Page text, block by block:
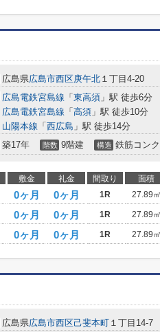
広島県広島市西区庚午北 １丁目4-20
広島電鉄宮島線 「 東高須 」駅 徒歩6分
広島電鉄宮島線 「 高須 」駅 徒歩10分
山陽本線 「 西広島 」駅 徒歩14分
築17年 階数 9階建 構造 鉄筋コン
敷金 礼金 間取り 面積
0ヶ月 0ヶ月 1R 27.89㎡
0ヶ月 0ヶ月 1R 27.89㎡
0ヶ月 0ヶ月 1R 27.89㎡
広島県広島市西区己斐本町 １丁目14-7